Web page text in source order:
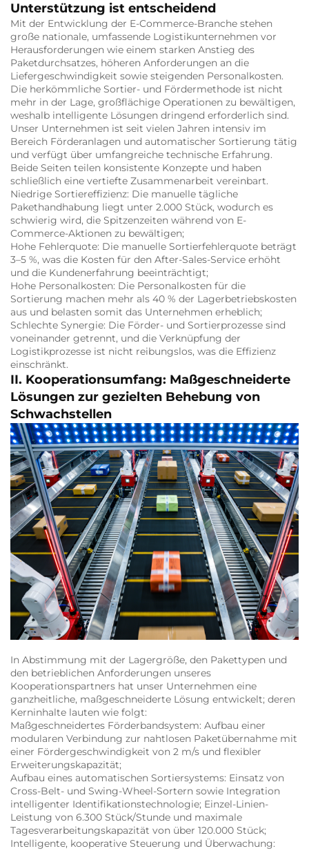
Unterstützung ist entscheidend
Mit der Entwicklung der E-Commerce-Branche stehen
große nationale, umfassende Logistikunternehmen vor
Herausforderungen wie einem starken Anstieg des
Paketdurchsatzes, höheren Anforderungen an die
Liefergeschwindigkeit sowie steigenden Personalkosten.
Die herkömmliche Sortier- und Fördermethode ist nicht
mehr in der Lage, großflächige Operationen zu bewältigen,
weshalb intelligente Lösungen dringend erforderlich sind.
Unser Unternehmen ist seit vielen Jahren intensiv im
Bereich Förderanlagen und automatischer Sortierung tätig
und verfügt über umfangreiche technische Erfahrung.
Beide Seiten teilen konsistente Konzepte und haben
schließlich eine vertiefte Zusammenarbeit vereinbart.
Niedrige Sortiereffizienz: Die manuelle tägliche
Pakethandhabung liegt unter 2.000 Stück, wodurch es
schwierig wird, die Spitzenzeiten während von E-
Commerce-Aktionen zu bewältigen;
Hohe Fehlerquote: Die manuelle Sortierfehlerquote beträgt
3–5 %, was die Kosten für den After-Sales-Service erhöht
und die Kundenerfahrung beeinträchtigt;
Hohe Personalkosten: Die Personalkosten für die
Sortierung machen mehr als 40 % der Lagerbetriebskosten
aus und belasten somit das Unternehmen erheblich;
Schlechte Synergie: Die Förder- und Sortierprozesse sind
voneinander getrennt, und die Verknüpfung der
Logistikprozesse ist nicht reibungslos, was die Effizienz
einschränkt.
II. Kooperationsumfang: Maßgeschneiderte
Lösungen zur gezielten Behebung von
Schwachstellen
In Abstimmung mit der Lagergröße, den Pakettypen und
den betrieblichen Anforderungen unseres
Kooperationspartners hat unser Unternehmen eine
ganzheitliche, maßgeschneiderte Lösung entwickelt; deren
Kerninhalte lauten wie folgt:
Maßgeschneidertes Förderbandsystem: Aufbau einer
modularen Verbindung zur nahtlosen Paketübernahme mit
einer Fördergeschwindigkeit von 2 m/s und flexibler
Erweiterungskapazität;
Aufbau eines automatischen Sortiersystems: Einsatz von
Cross-Belt- und Swing-Wheel-Sortern sowie Integration
intelligenter Identifikationstechnologie; Einzel-Linien-
Leistung von 6.300 Stück/Stunde und maximale
Tagesverarbeitungskapazität von über 120.000 Stück;
Intelligente, kooperative Steuerung und Überwachung: